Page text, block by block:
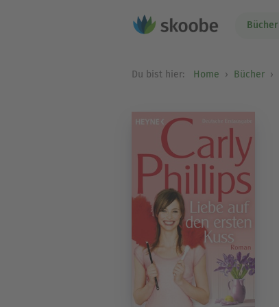
Bücher
Du bist hier: Home Bücher